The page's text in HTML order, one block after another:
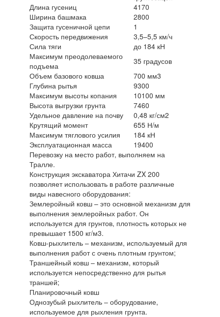
Длина гусениц
4170
Ширина башмака
2800
Защита гусеничной цепи
1
Скорость передвижения
3,5–5,5 км/ч
Сила тяги
до 184 кН
Максимум преодолеваемого
подъема
35 градусов
Объем базового ковша
700 мм3
Глубина рытья
9300
Максимум высоты копания
10100 мм
Высота выгрузки грунта
7460
Удельное давление на почву
0,48 кг/см2
Крутящий момент
655 Н/м
Максимум тяглового усилия
184 кН
Эксплуатационная масса
19400
Перевозку на место работ, выполняем на
Тралле.
Конструкция экскаватора Хитачи ZX 200
позволяет использовать в работе различные
виды навесного оборудования:
Землеройный ковш – это основной механизм для
выполнения землеройных работ. Он
используется для грунтов, плотность которых не
превышает 1500 кг/м3.
Ковш-рыхлитель – механизм, используемый для
выполнения работ с очень плотным грунтом;
Траншейный ковш – механизм, который
используется непосредственно для рытья
траншей;
Планировочный ковш
Однозубый рыхлитель – оборудование,
используемое для рыхления грунта.